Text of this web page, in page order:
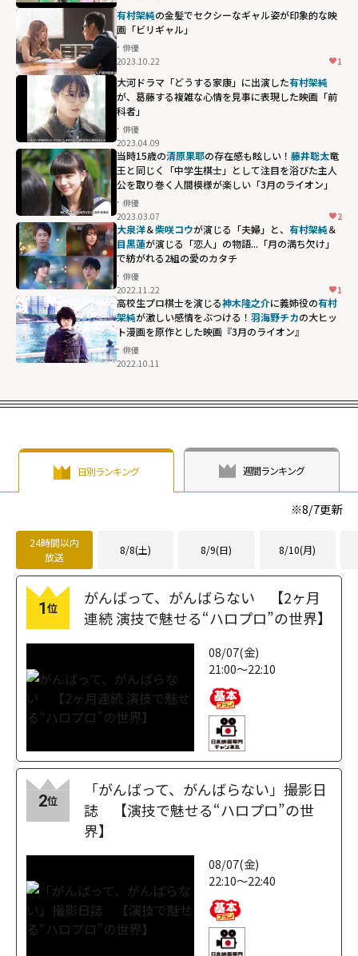
有村架純の金髪でセクシーなギャル姿が印象的な映
画「ビリギャル」
俳優
2023.10.22
1
大河ドラマ「どうする家康」に出演した有村架純
が、葛藤する複雑な心情を見事に表現した映画「前
科者」
俳優
2023.04.09
当時15歳の清原果耶の存在感も眩しい！ 藤井聡太竜
王と同じく「中学生棋士」として注目を浴びた主人
公を取り巻く人間模様が楽しい「3月のライオン」
俳優
2023.03.07
2
大泉洋＆柴咲コウが演じる「夫婦」と、 有村架純＆
目黒蓮が演じる「恋人」の物語...「月の満ち欠け」
で紡がれる2組の愛のカタチ
俳優
2022.11.22
1
高校生プロ棋士を演じる神木隆之介に義姉役の有村
架純が激しい感情をぶつける！ 羽海野チカの大ヒッ
ト漫画を原作とした映画『3月のライオン』
俳優
2022.10.11
日別ランキング 週間ランキング
※8/7更新
24時間以内
放送
8/8(土) 8/9(日) 8/10(月)
1位
がんばって、がんばらない 【2ヶ月
連続 演技で魅せる“ハロプロ”の世界】
08/07(金)
21:00～22:10
2位
「がんばって、がんばらない」撮影日
誌 【演技で魅せる“ハロプロ”の世
界】
08/07(金)
22:10～22:40